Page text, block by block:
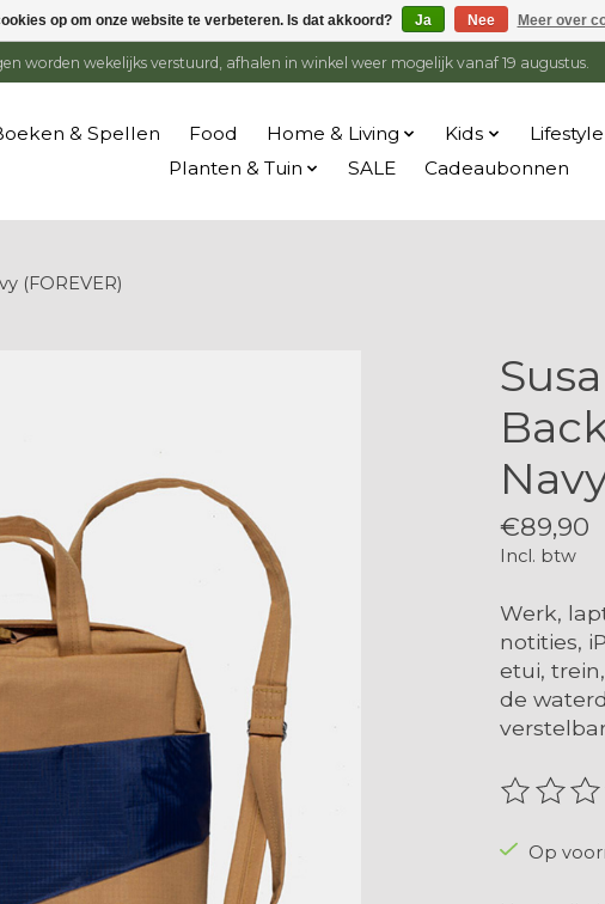
worden wekelijks verstuurd, afhalen in winkel weer mogelijk vanaf 19 augustus.
& Spellen Food Home & Living Kids Lifestyle
Planten & Tuin
SALE Cadeaubonnen
(FOREVER)
€89,90
Incl. btw
Werk,
notities,
etui,
de
De
Op
op om onze website te verbeteren. Is dat akkoord? Ja Nee Meer over